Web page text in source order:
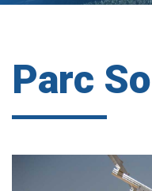
Parc